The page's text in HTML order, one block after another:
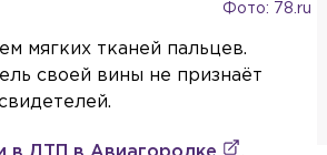
Фото: 78.ru
мягких тканей пальцев.
своей вины не признаёт